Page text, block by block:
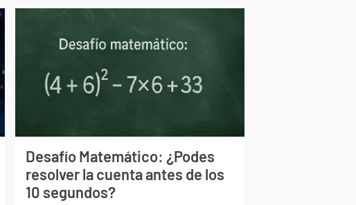
Desafío Matemático: ¿Podes
resolver la cuenta antes de los
10 segundos?